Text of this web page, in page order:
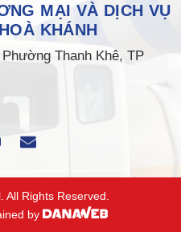
MẠI VÀ DỊCH VỤ
KHÁNH
Thanh Khê, TP
. All Rights Reserved.
by